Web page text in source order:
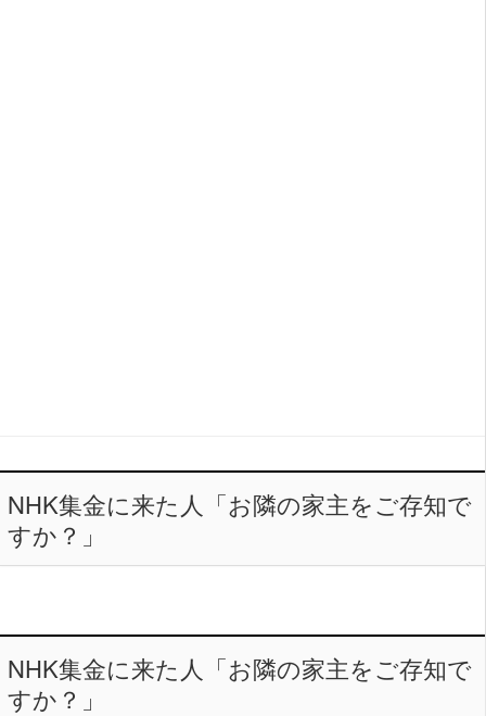
NHK集金に来た人「お隣の家主をご存知で
すか？」
NHK集金に来た人「お隣の家主をご存知で
すか？」